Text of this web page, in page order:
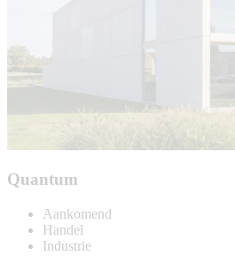
Quantum
Aankomend
Handel
Industrie